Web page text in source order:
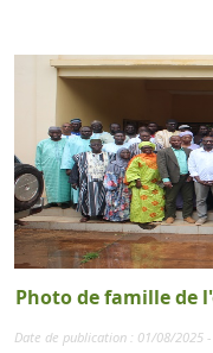
Photo de famille de
Date de publication : 01/08/2025